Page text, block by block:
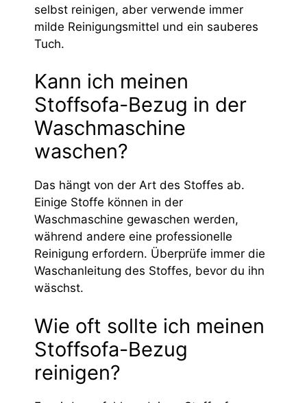
selbst reinigen, aber verwende immer
milde Reinigungsmittel und ein sauberes
Tuch.
Kann ich meinen
Stoffsofa-Bezug in der
Waschmaschine
waschen?
Das hängt von der Art des Stoffes ab.
Einige Stoffe können in der
Waschmaschine gewaschen werden,
während andere eine professionelle
Reinigung erfordern. Überprüfe immer die
Waschanleitung des Stoffes, bevor du ihn
wäschst.
Wie oft sollte ich meinen
Stoffsofa-Bezug
reinigen?